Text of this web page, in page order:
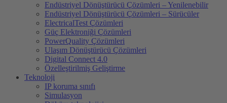
Endüstriyel Dönüştürücü Çözümleri – Yenilenebilir
Endüstriyel Dönüştürücü Çözümleri – Sürücüler
ElectricalTest Çözümleri
Güç Elektroniği Çözümleri
PowerQuality Çözümleri
Ulaşım Dönüştürücü Çözümleri
Digital Connect 4.0
Özelleştirilmiş Geliştirme
Teknoloji
IP koruma sınıfı
Simulasyon